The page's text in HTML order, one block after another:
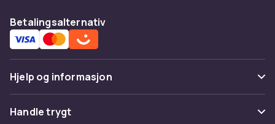
Betalingsalternativ
Hjelp og informasjon
Vanlige spørsmål
Handle trygt